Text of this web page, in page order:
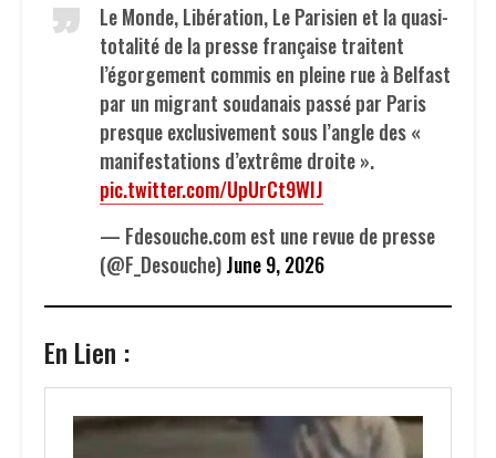
Le Monde, Libération, Le Parisien et la quasi-
totalité de la presse française traitent
l’égorgement commis en pleine rue à Belfast
par un migrant soudanais passé par Paris
presque exclusivement sous l’angle des «
manifestations d’extrême droite ».
pic.twitter.com/UpUrCt9WIJ
— Fdesouche.com est une revue de presse
(@F_Desouche)June 9, 2026
En Lien :